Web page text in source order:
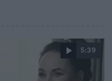
5:39